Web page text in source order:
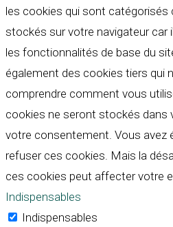
les cookies qui sont
stockés sur votre navigateur car
les fonctionnalités de base du
également des cookies tiers qui
comprendre comment vous
cookies ne seront stockés dans
votre consentement. Vous avez
refuser ces cookies. Mais la
ces cookies peut affecter votre
Indispensables
Indispensables